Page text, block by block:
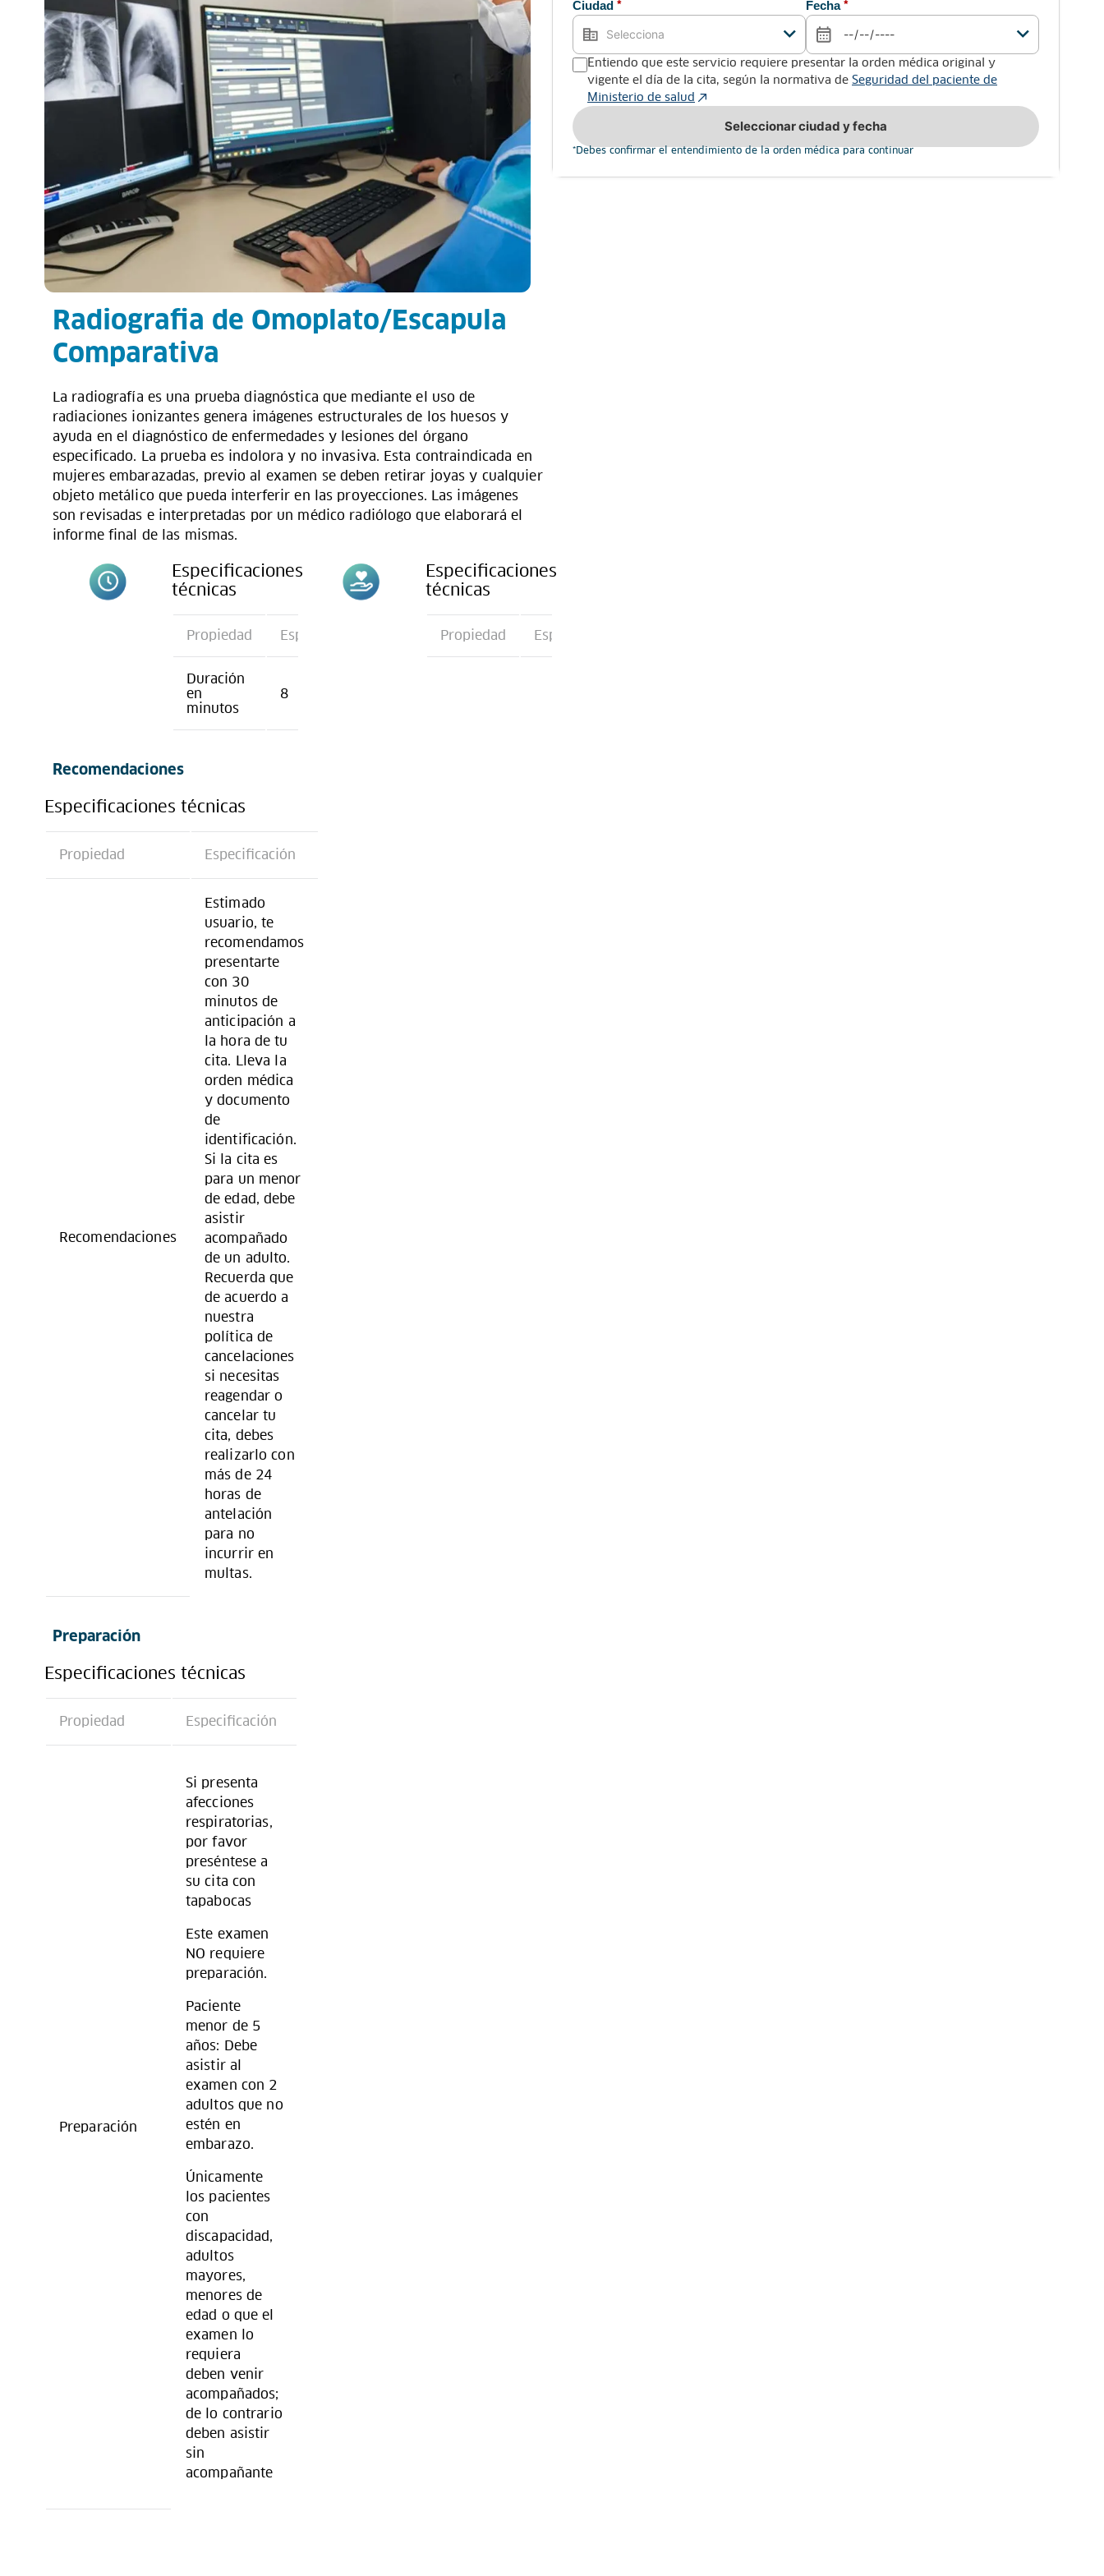
Radiografia de Omoplato/Escapula
Comparativa
La radiografía es una prueba diagnóstica que mediante el uso de
radiaciones ionizantes genera imágenes estructurales de los huesos y
ayuda en el diagnóstico de enfermedades y lesiones del órgano
especificado. La prueba es indolora y no invasiva. Esta contraindicada en
mujeres embarazadas, previo al examen se deben retirar joyas y cualquier
objeto metálico que pueda interferir en las proyecciones. Las imágenes
son revisadas e interpretadas por un médico radiólogo que elaborará el
informe final de las mismas.
Especificaciones
técnicas
Propiedad Especificación
Duración
en
minutos
8
Especificaciones
técnicas
Propiedad Especificación
Recomendaciones
Especificaciones técnicas
Propiedad Especificación
Recomendaciones
Estimado
usuario, te
recomendamos
presentarte
con 30
minutos de
anticipación a
la hora de tu
cita. Lleva la
orden médica
y documento
de
identificación.
Si la cita es
para un menor
de edad, debe
asistir
acompañado
de un adulto.
Recuerda que
de acuerdo a
nuestra
política de
cancelaciones
si necesitas
reagendar o
cancelar tu
cita, debes
realizarlo con
más de 24
horas de
antelación
para no
incurrir en
multas.
Preparación
Especificaciones técnicas
Propiedad Especificación
Preparación
Si presenta
afecciones
respiratorias,
por favor
preséntese a
su cita con
tapabocas
Este examen
NO requiere
preparación.
Paciente
menor de 5
años: Debe
asistir al
examen con 2
adultos que no
estén en
embarazo.
Únicamente
los pacientes
con
discapacidad,
adultos
mayores,
menores de
edad o que el
examen lo
requiera
deben venir
acompañados;
de lo contrario
deben asistir
sin
acompañante
Ciudad * Fecha *
Entiendo que este servicio requiere presentar la orden médica original y
vigente el día de la cita, según la normativa de Seguridad del paciente de
Ministerio de salud
Seleccionar ciudad y fecha
*Debes confirmar el entendimiento de la orden médica para continuar